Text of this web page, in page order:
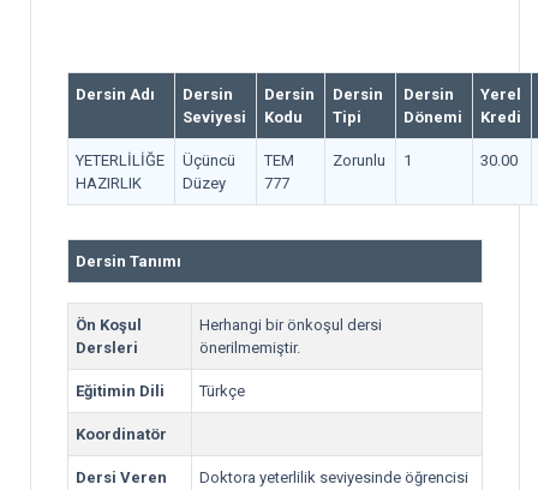
Dersin Adı
Dersin
Seviyesi
Dersin
Kodu
Dersin
Tipi
Dersin
Dönemi
Yerel
Kredi
YETERLİLİĞE
HAZIRLIK
Üçüncü
Düzey
TEM
777
Zorunlu 1 30.00
Dersin Tanımı
Ön Koşul
Dersleri
Herhangi bir önkoşul dersi
önerilmemiştir.
Eğitimin Dili Türkçe
Koordinatör
Dersi Veren
Doktora yeterlilik seviyesinde öğrencisi